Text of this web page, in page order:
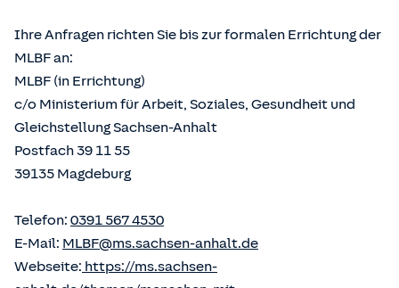
Ihre Anfragen richten Sie bis zur formalen Errichtung der
MLBF an:
MLBF (in Errichtung)
c/o Ministerium für Arbeit, Soziales, Gesundheit und
Gleichstellung Sachsen-Anhalt
Postfach 39 11 55
39135 Magdeburg
Telefon: 0391 567 4530
E-Mail: MLBF@ms.sachsen-anhalt.de
Webseite: https://ms.sachsen-